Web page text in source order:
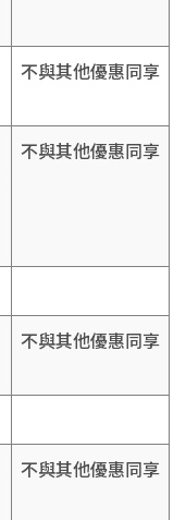
不與其他優惠同享
不與其他優惠同享
不與其他優惠同享
不與其他優惠同享